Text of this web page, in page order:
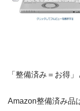
「整備済み＝お得
Amazon整備済み品